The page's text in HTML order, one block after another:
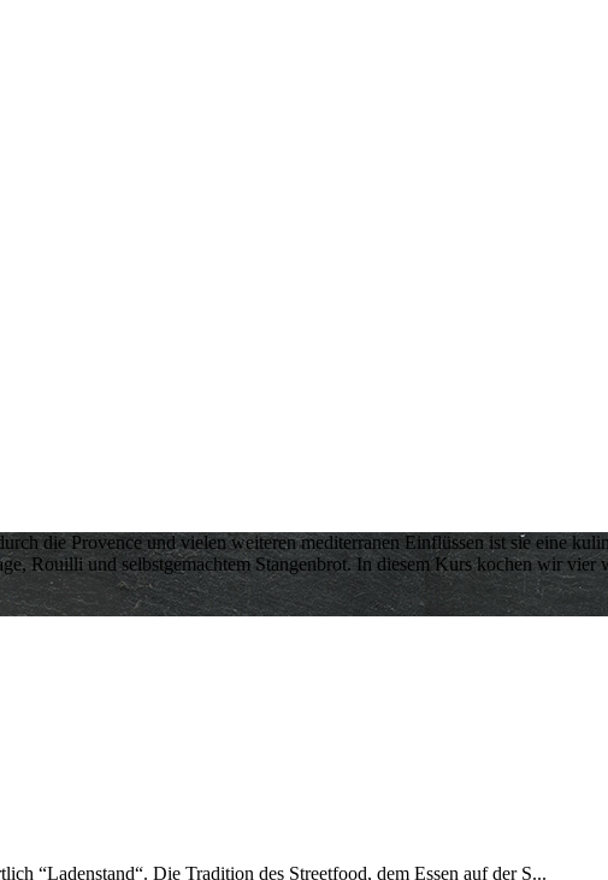
die Provence und vielen weiteren mediterranen Einflüssen ist sie eine
Rouilli und selbstgemachtem Stangenbrot. In diesem Kurs kochen wir vier
“Ladenstand“. Die Tradition des Streetfood, dem Essen auf der S...